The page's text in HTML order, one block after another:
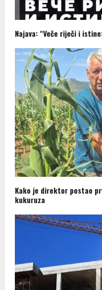
Najava: “Veče riječi i
Kako je direktor postao
kukuruza